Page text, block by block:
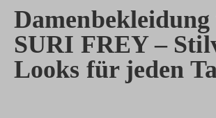
Damenbekleidung
SURI FREY –
Looks für jeden